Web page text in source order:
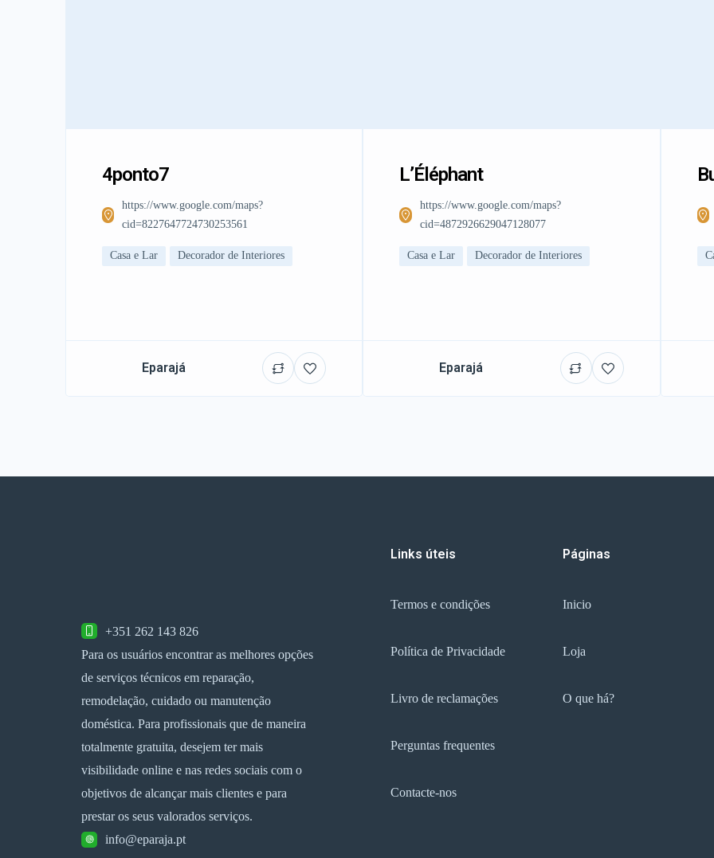
4ponto7
https://www.google.com/maps?
cid=8227647724730253561
Casa e Lar Decorador de Interiores
Eparajá
L’Éléphant
https://www.google.com/maps?
cid=4872926629047128077
Casa e Lar Decorador de Interiores
Eparajá
+351 262 143 826
Para os usuários encontrar as melhores opções
de serviços técnicos em reparação,
remodelação, cuidado ou manutenção
doméstica. Para profissionais que de maneira
totalmente gratuita, desejem ter mais
visibilidade online e nas redes sociais com o
objetivos de alcançar mais clientes e para
prestar os seus valorados serviços.
info@eparaja.pt
Links úteis
Termos e condições
Política de Privacidade
Livro de reclamações
Perguntas frequentes
Contacte-nos
Páginas
Inicio
Loja
O que há?